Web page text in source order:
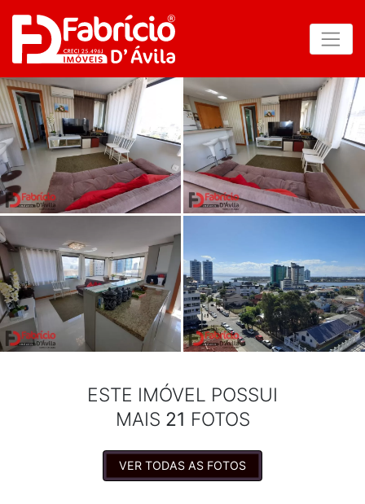
ESTE IMÓVEL POSSUI
MAIS 21 FOTOS
VER TODAS AS FOTOS